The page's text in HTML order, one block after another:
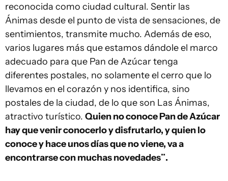
reconocida como ciudad cultural. Sentir las
Ánimas desde el punto de vista de sensaciones, de
sentimientos, transmite mucho. Además de eso,
varios lugares más que estamos dándole el marco
adecuado para que Pan de Azúcar tenga
diferentes postales, no solamente el cerro que lo
llevamos en el corazón y nos identifica, sino
postales de la ciudad, de lo que son Las Ánimas,
atractivo turístico. Quien no conoce Pan de Azúcar
hay que venir conocerlo y disfrutarlo, y quien lo
conoce y hace unos días que no viene, va a
encontrarse con muchas novedades¨.